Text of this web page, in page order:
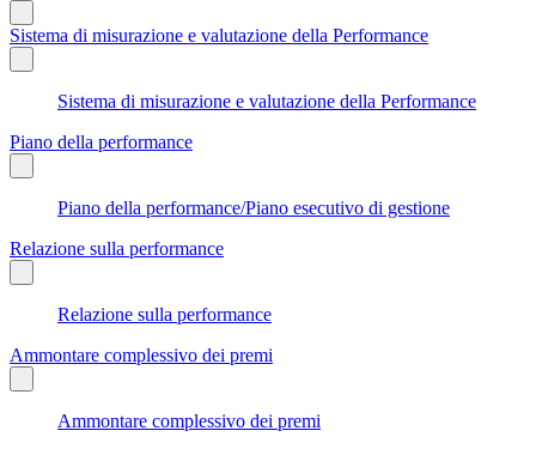
Sistema di misurazione e valutazione della Performance
Sistema di misurazione e valutazione della Performance
Piano della performance
Piano della performance/Piano esecutivo di gestione
Relazione sulla performance
Relazione sulla performance
Ammontare complessivo dei premi
Ammontare complessivo dei premi